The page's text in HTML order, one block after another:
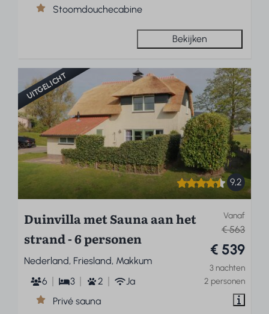
Stoomdouchecabine
Bekijken
UITGELICHT
9,2
Vanaf
€ 563
€ 539
3 nachten
2 personen
Duinvilla met Sauna aan het
strand - 6 personen
Nederland, Friesland, Makkum
6
3 2
Ja
Privé sauna